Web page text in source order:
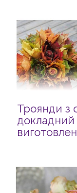
Троянди з
докладний